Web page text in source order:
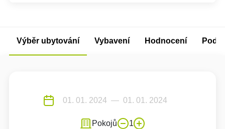
Výběr ubytování Vybavení Hodnocení
Pokojů 1